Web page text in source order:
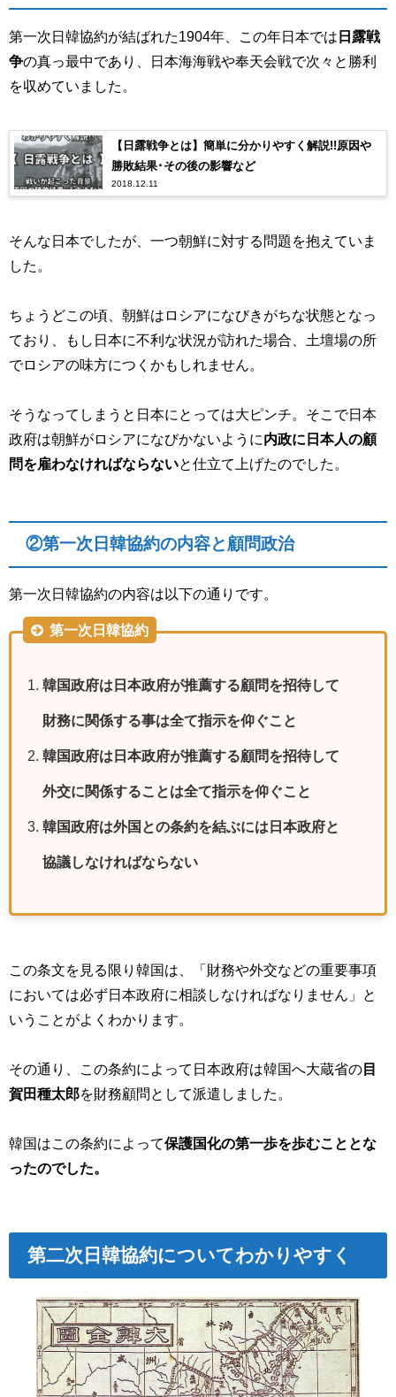
第一次日韓協約が結ばれた1904年、この年日本では 日露戦
争の真っ最中であり、日本海海戦や奉天会戦で次々と勝利
を収めていました。
【日露戦争とは】簡単に分かりやすく解説!!原因や
勝敗結果･その後の影響など
2018.12.11
そんな日本でしたが、一つ朝鮮に対する問題を抱えていま
した。
ちょうどこの頃、朝鮮はロシアになびきがちな状態となっ
ており、もし日本に不利な状況が訪れた場合、土壇場の所
でロシアの味方につくかもしれません。
そうなってしまうと日本にとっては大ピンチ。そこで日本
政府は朝鮮がロシアになびかないように内政に日本人の顧
問を雇わなければならないと仕立て上げたのでした。
②第一次日韓協約の内容と顧問政治
第一次日韓協約の内容は以下の通りです。
第一次日韓協約
韓国政府は日本政府が推薦する顧問を招待して
財務に関係する事は全て指示を仰ぐこと
韓国政府は日本政府が推薦する顧問を招待して
外交に関係することは全て指示を仰ぐこと
韓国政府は外国との条約を結ぶには日本政府と
協議しなければならない
この条文を見る限り韓国は、「財務や外交などの重要事項
においては必ず日本政府に相談しなければなりません」と
いうことがよくわかります。
その通り、この条約によって日本政府は韓国へ大蔵省の 目
賀田種太郎を財務顧問として派遣しました。
韓国はこの条約によって保護国化の第一歩を歩むこととな
ったのでした。
第二次日韓協約についてわかりやすく